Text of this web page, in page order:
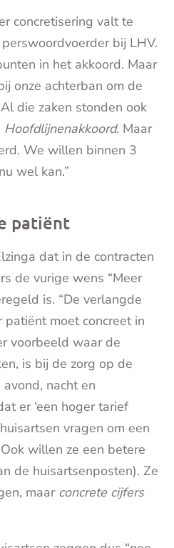
concretisering valt te
bij LHV.
in het akkoord. Maar
onze achterban om de
die zaken stonden ook
Hoofdlijnenakkoord. Maar
We willen binnen 3
wel kan.”
patiënt
dat in de contracten
de vurige wens “Meer
is. “De verlangde
moet concreet in
voorbeeld waar de
is bij de zorg op de
nacht en
er ‘een hoger tarief
vragen om een
willen ze een betere
de huisartsenposten). Ze
maar concrete cijfers